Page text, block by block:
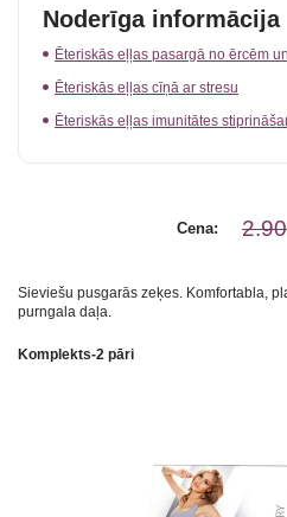
Noderīga informācija
Ēteriskās eļļas pasargā no ērcēm
Ēteriskās eļļas cīņā ar stresu
Ēteriskās eļļas imunitātes
2.90
Cena:
Sieviešu pusgarās zeķes. Komfortabla,
purngala daļa.
Komplekts-2 pāri